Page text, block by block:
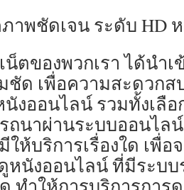
าพชัดเจน ระดับ HD
น็ตของพวกเรา ได้นำ
ด เพื่อความสะดวกส
นังออนไลน์ รวมทั้งเลื
นาผ่านระบบออนไล
ให้บริการเรื่องใด เพื่
หนังออนไลน์ ที่มีระบบ